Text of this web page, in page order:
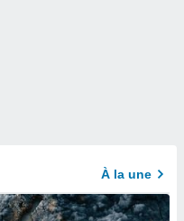
À la une